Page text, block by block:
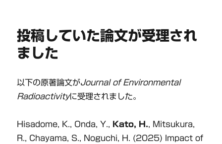
投稿していた論文が受理され
ました
以下の原著論文がJournal of Environmental
Radioactivityに受理されました。
Hisadome, K., Onda, Y., Kato, H., Mitsukura,
R., Chayama, S., Noguchi, H. (2025) Impact of